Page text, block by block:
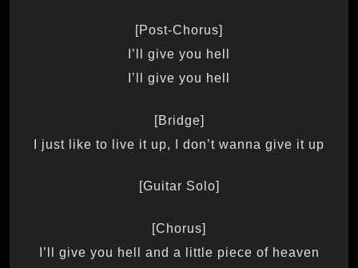
I’ll give you hell
I’ll give you hell
[Bridge]
I just like to live it up, I don’t wanna give it up
[Guitar Solo]
[Chorus]
I’ll give you hell and a little piece of heaven